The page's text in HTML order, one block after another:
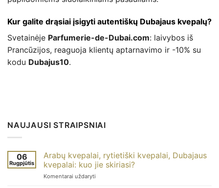
Kur galite drąsiai įsigyti autentiškų Dubajaus kvepalų?
Svetainėje Parfumerie-de-Dubai.com: laivybos iš
Prancūzijos, reaguoja klientų aptarnavimo ir -10% su
kodu Dubajus10.
NAUJAUSI STRAIPSNIAI
06
Rugpjūtis
Arabų kvepalai, rytietiški kvepalai, Dubajaus
kvepalai: kuo jie skiriasi?
Komentarai uždaryti